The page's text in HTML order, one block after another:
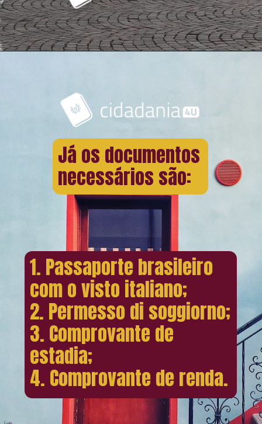
Já os documentos
necessários são:
1. Passaporte brasileiro
com o visto italiano;
2. Permesso di soggiorno;
3. Comprovante de
estadia;
4. Comprovante de renda.